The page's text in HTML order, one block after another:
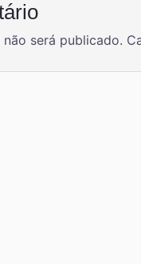
será publicado.